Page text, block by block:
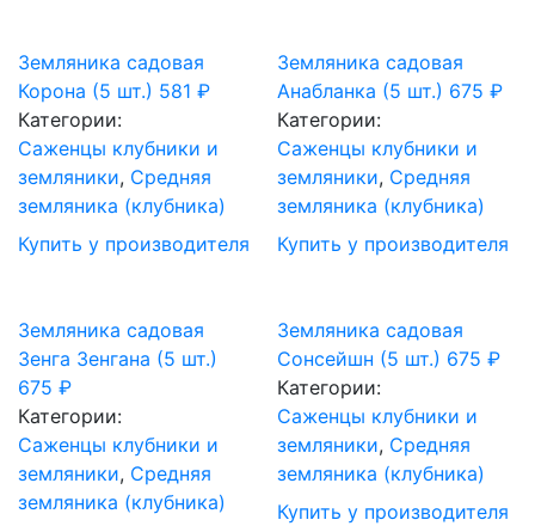
Земляника садовая
Корона (5 шт.) 581 ₽
Категории:
Саженцы клубники и
земляники, Средняя
земляника (клубника)
Купить у производителя
Земляника садовая
Анабланка (5 шт.) 675₽
Категории:
Саженцы клубники и
земляники, Средняя
земляника (клубника)
Купить у производителя
Земляника садовая
Зенга Зенгана (5 шт.)
675 ₽
Категории:
Саженцы клубники и
земляники, Средняя
земляника (клубника)
Земляника садовая
Сонсейшн (5 шт.) 675₽
Категории:
Саженцы клубники и
земляники, Средняя
земляника (клубника)
Купить у производителя